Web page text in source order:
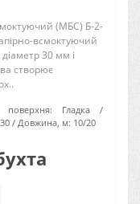
(МБС) Б-2-
всмоктуючий
30 мм і
створює
поверхня:
Гладка
30 Довжина, м: 10/20